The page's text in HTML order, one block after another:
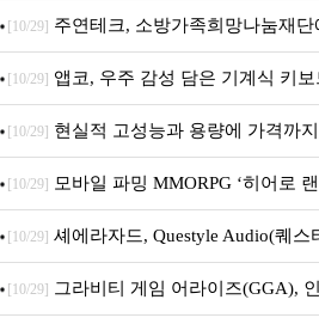
픈
[10/29] 주연테크, 소방가족희망나눔재
니터·스마트 펫 침대 기부
[10/29] 앱코, 우주 감성 담은 기계식 키
브랜드데이 기획전 진행
[10/29] 현실적 고성능과 용량에 가격까
M.2 NVMe 디앤디컴 1TB
[10/29] 모바일 파밍 MMORPG ‘히어로
[10/29] 셰에라자드, Questyle Audio(퀘
내 정식 출시
[10/29] 그라비티 게임 어라이즈(GGA),